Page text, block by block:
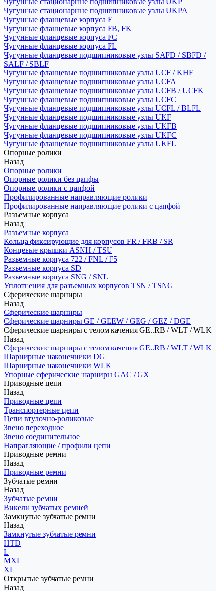
Чугунные стационарные подшипниковые узлы UKP
Чугунные стационарные подшипниковые узлы UKPA
Чугунные фланцевые корпуса F
Чугунные фланцевые корпуса FB, FK
Чугунные фланцевые корпуса FC
Чугунные фланцевые корпуса FL
Чугунные фланцевые подшипниковые узлы SAFD / SBFD /
SALF / SBLF
Чугунные фланцевые подшипниковые узлы UCF / KHF
Чугунные фланцевые подшипниковые узлы UCFA
Чугунные фланцевые подшипниковые узлы UCFB / UCFK
Чугунные фланцевые подшипниковые узлы UCFC
Чугунные фланцевые подшипниковые узлы UCFL / BLFL
Чугунные фланцевые подшипниковые узлы UKF
Чугунные фланцевые подшипниковые узлы UKFB
Чугунные фланцевые подшипниковые узлы UKFC
Чугунные фланцевые подшипниковые узлы UKFL
Опорные ролики
Назад
Опорные ролики
Опорные ролики без цапфы
Опорные ролики с цапфой
Профилированные направляющие ролики
Профилированные направляющие ролики с цапфой
Разъемные корпуса
Назад
Разъемные корпуса
Кольца фиксирующие для корпусов FR / FRB / SR
Концевые крышки ASNH / TSU
Разъемные корпуса 722 / FNL / F5
Разъемные корпуса SD
Разъемные корпуса SNG / SNL
Уплотнения для разъемных корпусов TSN / TSNG
Сферические шарниры
Назад
Сферические шарниры
Сферические шарниры GE / GEEW / GEG / GEZ / DGE
Сферические шарниры с телом качения GE..RB / WLT / WLK
Назад
Сферические шарниры с телом качения GE..RB / WLT / WLK
Шарнирные наконечники DG
Шарнирные наконечники WLK
Упорные сферические шарниры GAC / GX
Приводные цепи
Назад
Приводные цепи
Транспортерные цепи
Цепи втулочно-роликовые
Звено переходное
Звено соединительное
Направляющие / профили цепи
Приводные ремни
Назад
Приводные ремни
Зубчатые ремни
Назад
Зубчатые ремни
Викели зубчатых ремней
Замкнутые зубчатые ремни
Назад
Замкнутые зубчатые ремни
HTD
L
MXL
XL
Открытые зубчатые ремни
Назад